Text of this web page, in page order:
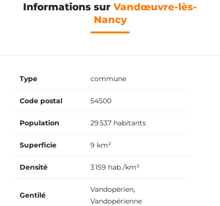
Informations sur Vandœuvre-lès-
Nancy
Type commune
Code postal 54500
Population 29 537 habitants
Superficie 9 km²
Densité 3 159 hab./km²
Gentilé
Vandopérien,
Vandopérienne